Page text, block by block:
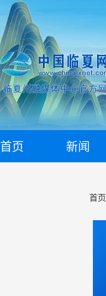
首页 新闻
首页